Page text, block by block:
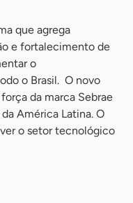
que agrega
e fortalecimento de
o
o Brasil. O novo
da marca Sebrae
América Latina. O
o setor tecnológico